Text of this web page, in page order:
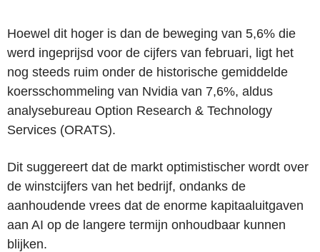
Hoewel dit hoger is dan de beweging van 5,6% die
werd ingeprijsd voor de cijfers van februari, ligt het
nog steeds ruim onder de historische gemiddelde
koersschommeling van Nvidia van 7,6%, aldus
analysebureau Option Research & Technology
Services (ORATS).
Dit suggereert dat de markt optimistischer wordt over
de winstcijfers van het bedrijf, ondanks de
aanhoudende vrees dat de enorme kapitaaluitgaven
aan AI op de langere termijn onhoudbaar kunnen
blijken.